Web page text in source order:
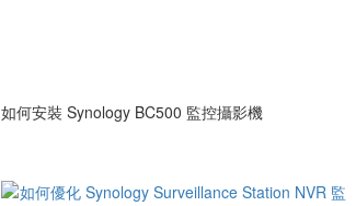
如何安裝 Synology BC500 監控攝影機